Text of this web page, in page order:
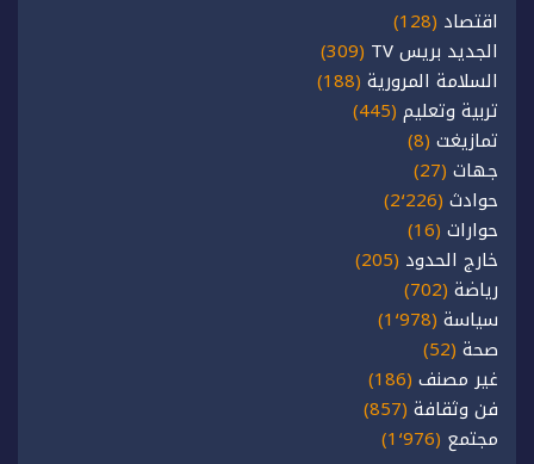
اقتصاد (128)
الجديد بريس TV
(309)
السلامة المرورية (188)
تربية وتعليم (445)
تمازيغت (8)
جهات (27)
حوادث (2٬226)
حوارات (16)
خارج الحدود (205)
رياضة (702)
سياسة (1٬978)
صحة (52)
غير مصنف (186)
فن وثقافة (857)
مجتمع (1٬976)